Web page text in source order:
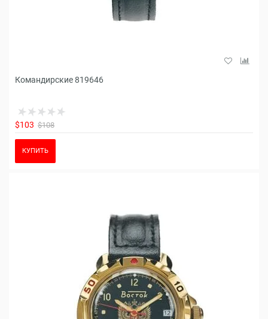
Командирские 819646
$103 $108
КУПИТЬ